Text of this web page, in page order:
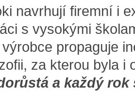
navrhují firemní i
s vysokými
propaguje
za kterou byla i
a každý